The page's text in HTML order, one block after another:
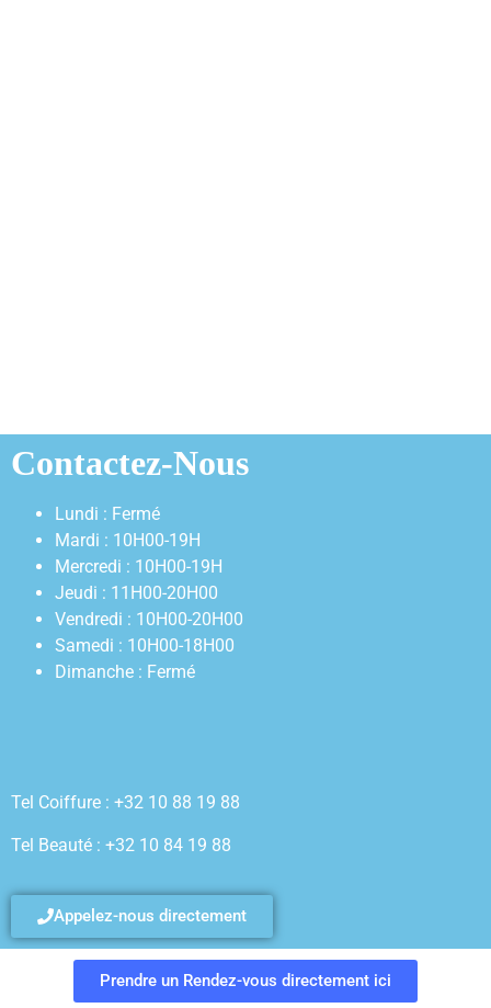
Contactez-Nous
Lundi : Fermé
Mardi : 10H00-19H
Mercredi : 10H00-19H
Jeudi : 11H00-20H00
Vendredi : 10H00-20H00
Samedi : 10H00-18H00
Dimanche : Fermé
Tel Coiffure : +32 10 88 19 88
Tel Beauté : +32 10 84 19 88
Appelez-nous directement
Prendre un Rendez-vous directement ici